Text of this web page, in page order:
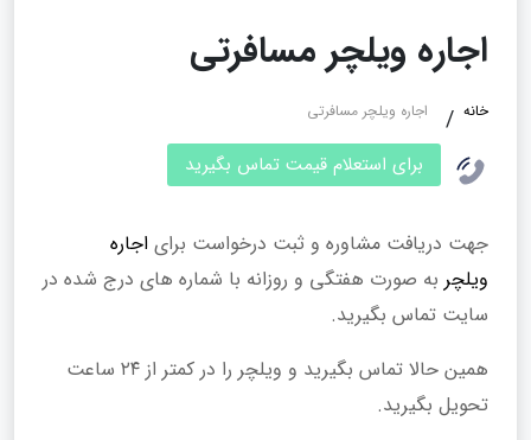
اجاره ویلچر مسافرتی
خانه اجاره ویلچر مسافرتی
برای استعلام قیمت تماس بگیرید
جهت دریافت مشاوره و ثبت درخواست برای اجاره
ویلچر به صورت هفتگی و روزانه با شماره های درج شده در
سایت تماس بگیرید.
همین حالا تماس بگیرید و ویلچر را در کمتر از ۲۴ ساعت
تحویل بگیرید.